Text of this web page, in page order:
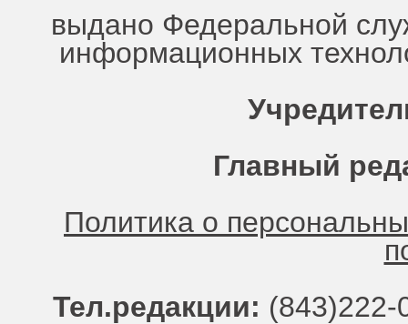
выдано Федеральной
информационных
Главный
Политика о
Тел.редакции: